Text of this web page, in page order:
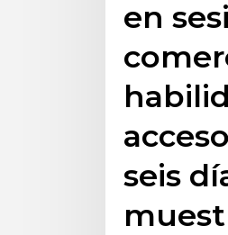
en
seis